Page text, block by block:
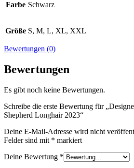
Farbe Schwarz
Größe S, M, L, XL, XXL
Bewertungen (0)
Bewertungen
Es gibt noch keine Bewertungen.
Schreibe die erste Bewertung für
Shepherd Longhair 2023“
Deine E-Mail-Adresse wird nicht
Felder sind mit * markiert
Deine Bewertung *